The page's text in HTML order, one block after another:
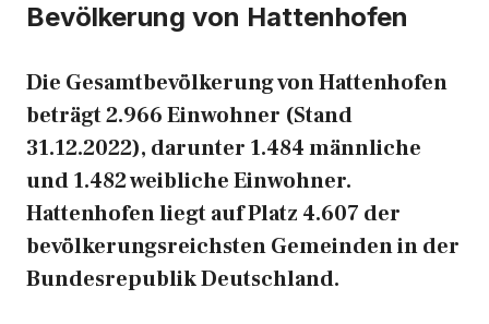
Bevölkerung von Hattenhofen
Die Gesamtbevölkerung von Hattenhofen
beträgt 2.966 Einwohner (Stand
31.12.2022), darunter 1.484 männliche
und 1.482 weibliche Einwohner.
Hattenhofen liegt auf Platz 4.607 der
bevölkerungsreichsten Gemeinden in der
Bundesrepublik Deutschland.